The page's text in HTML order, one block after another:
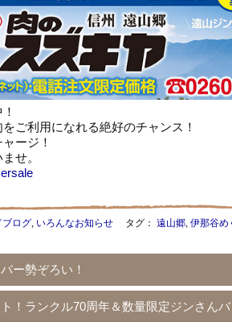
ご利用になれる絶好のチャンス！
ージ！
せ。
ログ, いろんなお知らせ タグ： 遠山郷, 伊那谷め
ー勢ぞろい！
！ランクル70周年＆数量限定ジンさんバ